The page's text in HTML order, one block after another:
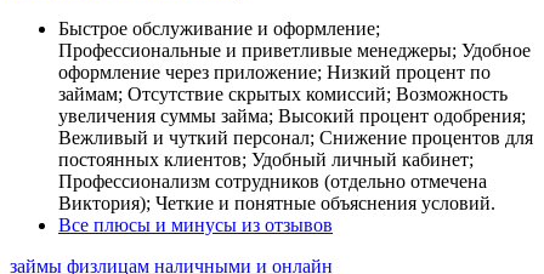
Быстрое обслуживание и оформление;
Профессиональные и приветливые менеджеры; Удобное
оформление через приложение; Низкий процент по
займам; Отсутствие скрытых комиссий; Возможность
увеличения суммы займа; Высокий процент одобрения;
Вежливый и чуткий персонал; Снижение процентов для
постоянных клиентов; Удобный личный кабинет;
Профессионализм сотрудников (отдельно отмечена
Виктория); Четкие и понятные объяснения условий.
Все плюсы и минусы из отзывов
займы физлицам наличными и онлайн